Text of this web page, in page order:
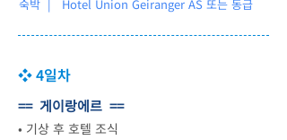
숙박 |
Hotel Union Geiranger AS 또는 동급
❖ 4일차
== 게이랑에르 ==
• 기상 후 호텔 조식